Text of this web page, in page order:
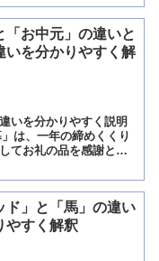
「お中元」の違いと
いを分かりやすく解
いを分かりやすく説明
は、一年の締めくくり
てお礼の品を感謝と称
ド」と「馬」の違い
やすく解釈